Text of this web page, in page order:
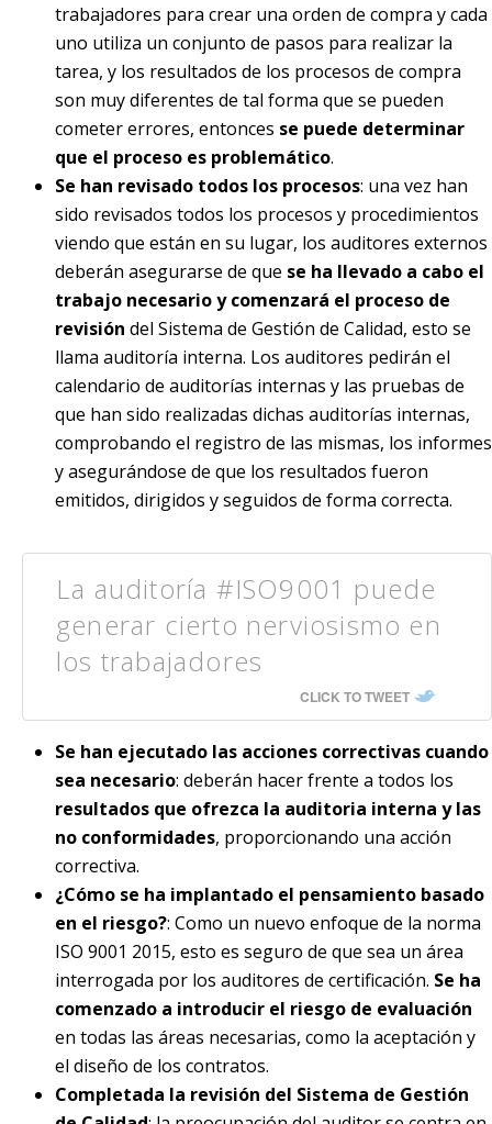
trabajadores para crear una orden de compra y cada
uno utiliza un conjunto de pasos para realizar la
tarea, y los resultados de los procesos de compra
son muy diferentes de tal forma que se pueden
cometer errores, entonces se puede determinar
que el proceso es problemático.
Se han revisado todos los procesos: una vez han
sido revisados todos los procesos y procedimientos
viendo que están en su lugar, los auditores externos
deberán asegurarse de que se ha llevado a cabo el
trabajo necesario y comenzará el proceso de
revisión del Sistema de Gestión de Calidad, esto se
llama auditoría interna. Los auditores pedirán el
calendario de auditorías internas y las pruebas de
que han sido realizadas dichas auditorías internas,
comprobando el registro de las mismas, los informes
y asegurándose de que los resultados fueron
emitidos, dirigidos y seguidos de forma correcta.
La auditoría #ISO9001 puede
generar cierto nerviosismo en
los trabajadores
CLICK TO TWEET
Se han ejecutado las acciones correctivas cuando
sea necesario: deberán hacer frente a todos los
resultados que ofrezca la auditoria interna y las
no conformidades, proporcionando una acción
correctiva.
¿Cómo se ha implantado el pensamiento basado
en el riesgo?: Como un nuevo enfoque de la norma
ISO 9001 2015, esto es seguro de que sea un área
interrogada por los auditores de certificación. Se ha
comenzado a introducir el riesgo de evaluación
en todas las áreas necesarias, como la aceptación y
el diseño de los contratos.
Completada la revisión del Sistema de Gestión